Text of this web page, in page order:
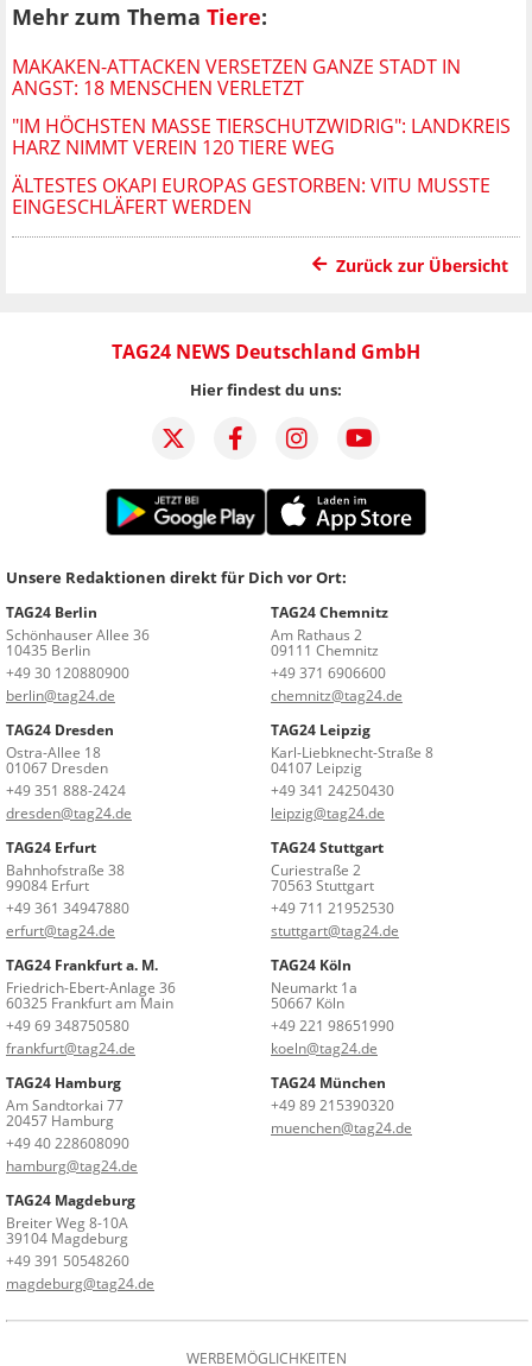
Mehr zum Thema Tiere:
MAKAKEN-ATTACKEN VERSETZEN GANZE STADT IN
ANGST: 18 MENSCHEN VERLETZT
"IM HÖCHSTEN MASSE TIERSCHUTZWIDRIG": LANDKREIS H
ARZ NIMMT VEREIN 120 TIERE WEG
ÄLTESTES OKAPI EUROPAS GESTORBEN: VITU MUSSTE
EINGESCHLÄFERT WERDEN
Zurück zur Übersicht
TAG24 NEWS Deutschland GmbH
Hier findest du uns:
Unsere Redaktionen direkt für Dich vor Ort:
TAG24 Berlin
Schönhauser Allee 36
10435 Berlin
+49 30 120880900
berlin@tag24.de
TAG24 Chemnitz
Am Rathaus 2
09111 Chemnitz
+49 371 6906600
chemnitz@tag24.de
TAG24 Dresden
Ostra-Allee 18
01067 Dresden
+49 351 888-2424
dresden@tag24.de
TAG24 Leipzig
Karl-Liebknecht-Straße 8
04107 Leipzig
+49 341 24250430
leipzig@tag24.de
TAG24 Erfurt
Bahnhofstraße 38
99084 Erfurt
+49 361 34947880
erfurt@tag24.de
TAG24 Stuttgart
Curiestraße 2
70563 Stuttgart
+49 711 21952530
stuttgart@tag24.de
TAG24 Frankfurt a. M.
Friedrich-Ebert-Anlage 36
60325 Frankfurt am Main
+49 69 348750580
frankfurt@tag24.de
TAG24 Köln
Neumarkt 1a
50667 Köln
+49 221 98651990
koeln@tag24.de
TAG24 Hamburg
Am Sandtorkai 77
20457 Hamburg
+49 40 228608090
hamburg@tag24.de
TAG24 München
+49 89 215390320
muenchen@tag24.de
TAG24 Magdeburg
Breiter Weg 8-10A
39104 Magdeburg
+49 391 50548260
magdeburg@tag24.de
WERBEMÖGLICHKEITEN